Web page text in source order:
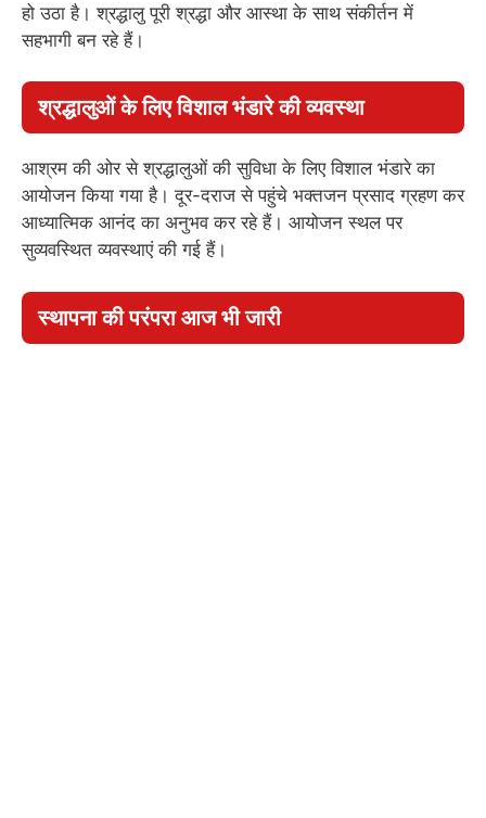
हो उठा है। श्रद्धालु पूरी श्रद्धा और आस्था के साथ संकीर्तन में
सहभागी बन रहे हैं।
श्रद्धालुओं के लिए विशाल भंडारे की व्यवस्था
आश्रम की ओर से श्रद्धालुओं की सुविधा के लिए विशाल भंडारे का
आयोजन किया गया है। दूर-दराज से पहुंचे भक्तजन प्रसाद ग्रहण कर
आध्यात्मिक आनंद का अनुभव कर रहे हैं। आयोजन स्थल पर
सुव्यवस्थित व्यवस्थाएं की गई हैं।
स्थापना की परंपरा आज भी जारी